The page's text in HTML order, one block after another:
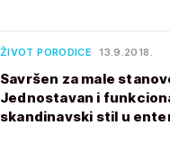
ŽIVOT PORODICE 13.9.2018.
Savršen za male
Jednostavan i
skandinavski stil u